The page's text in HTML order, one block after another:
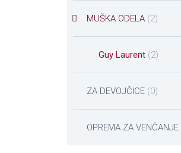
MUŠKA ODELA (2)
Guy Laurent (2)
ZA DEVOJČICE (0)
OPREMA ZA VENČANJE